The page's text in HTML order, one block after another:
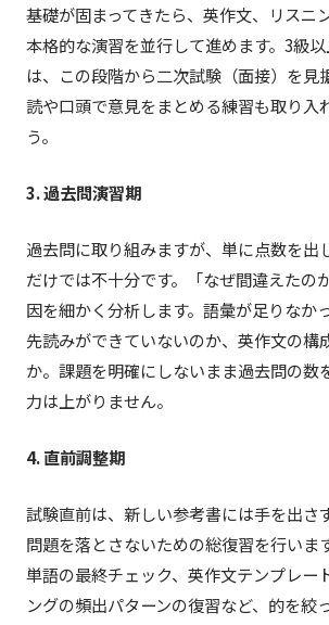
基礎が固まってきたら、英作文、リスニ
本格的な演習を並行して進めます。3級
は、この段階から二次試験（面接）を見
読や口頭で意見をまとめる練習も取り入
う。
3. 過去問演習期
過去問に取り組みますが、単に点数を出
だけでは不十分です。「なぜ間違えたの
因を細かく分析します。語彙が足りなか
先読みができていないのか、英作文の構
か。課題を明確にしないまま過去問の数
力は上がりません。
4. 直前調整期
試験直前は、新しい参考書には手を出さ
問題を落とさないための総復習を行いま
単語の最終チェック、英作文テンプレー
ングの頻出パターンの復習など、的を絞